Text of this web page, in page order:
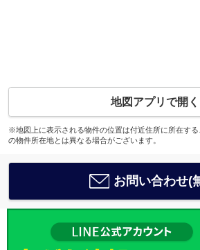
地図アプリで開く
※地図上に表示される物件の位置は付近住所に所在す
の物件所在地とは異なる場合がございます。
お問い合わせ(